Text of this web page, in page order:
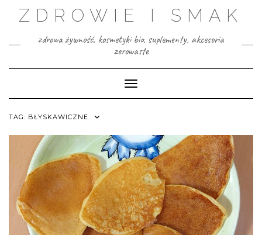
ZDROWIE I SMAK
zdrowa żywność, kosmetyki bio, suplementy, akcesoria
zerowaste
Toggle Navigation
TAG: BŁYSKAWICZNE